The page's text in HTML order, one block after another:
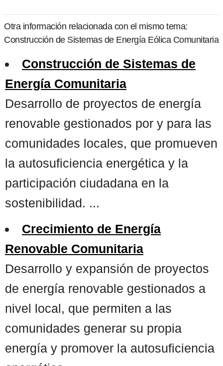
Otra información relacionada con el mismo tema:
Construcción de Sistemas de Energía Eólica Comunitaria
Construcción de Sistemas de
Energía Comunitaria
Desarrollo de proyectos de energía
renovable gestionados por y para las
comunidades locales, que promueven
la autosuficiencia energética y la
participación ciudadana en la
sostenibilidad. ...
Crecimiento de Energía
Renovable Comunitaria
Desarrollo y expansión de proyectos
de energía renovable gestionados a
nivel local, que permiten a las
comunidades generar su propia
energía y promover la autosuficiencia